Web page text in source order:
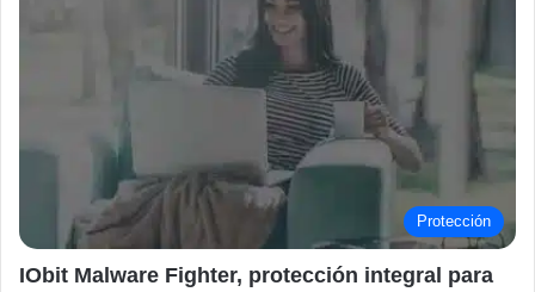
Protección
IObit Malware Fighter, protección integral para